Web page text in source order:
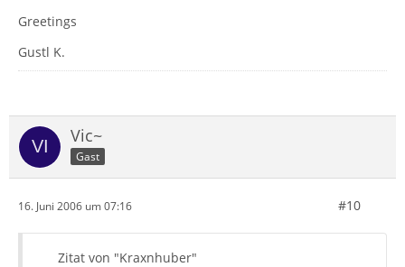
Greetings
Gustl K.
Vic~
Gast
16. Juni 2006 um 07:16 #10
Zitat von "Kraxnhuber"